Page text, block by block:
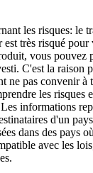
les risques: le
est très risqué
vous pouvez
C'est la raison
ne pas convenir à
les risques
informations
d'un
dans des pays
avec les